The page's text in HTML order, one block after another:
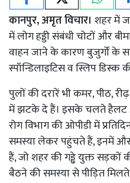
कानपुर, अमृत विचार। शहर में
में लोग हड्डी संबंधी चोटों और
वाहन जाने के कारण बुजुर्गों के
स्पॉन्डिलाइटिस व स्लिप डिस्क
पुलों की दरारें भी कमर, पीठ,
में झटके दे हैं। इसके चलते हैलट
रोग विभाग की ओपीडी में
समस्या लेकर पहुंचते हैं, इनमें
हैं, जो शहर की गड्ढे युक्त
बैठने की समस्या से पीड़ित